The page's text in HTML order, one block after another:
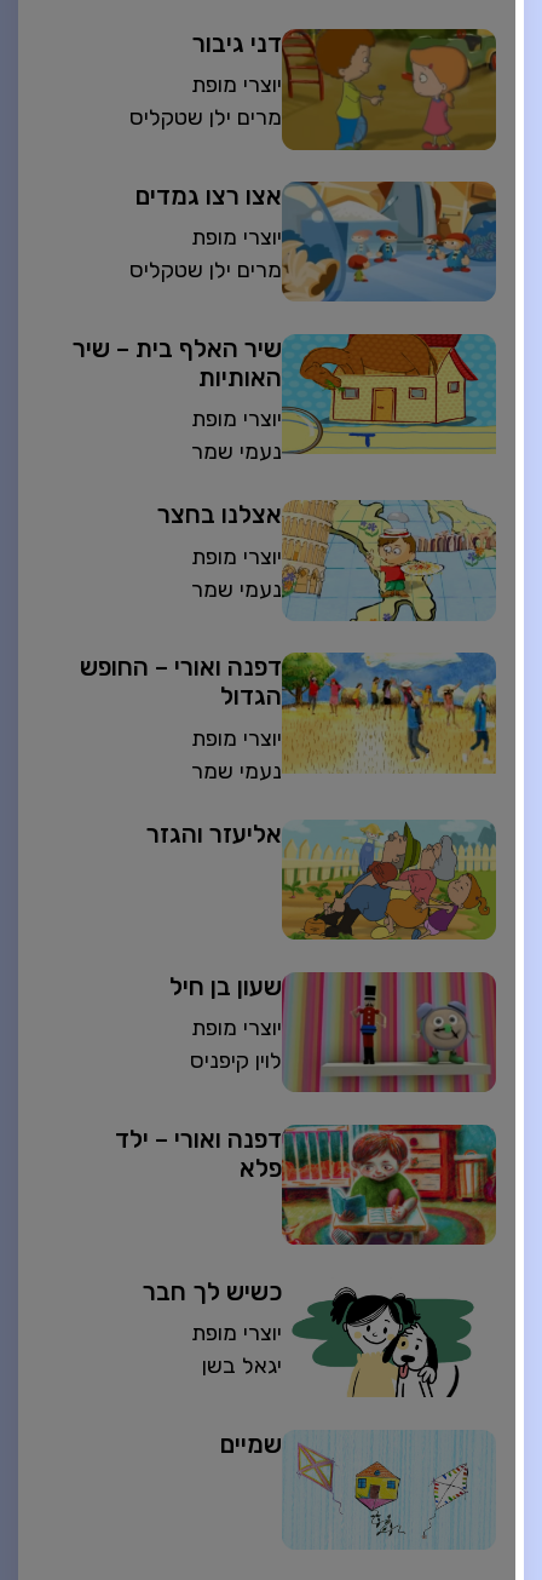
דני גיבור
יוצרי מופת
מרים ילן שטקליס
אצו רצו גמדים
יוצרי מופת
מרים ילן שטקליס
שיר האלף בית – שיר
האותיות
יוצרי מופת
נעמי שמר
אצלנו בחצר
יוצרי מופת
נעמי שמר
דפנה ואורי – החופש
הגדול
יוצרי מופת
נעמי שמר
אליעזר והגזר
שעון בן חיל
יוצרי מופת
לוין קיפניס
דפנה ואורי – ילד
פלא
כשיש לך חבר
יוצרי מופת
יגאל בשן
שמיים